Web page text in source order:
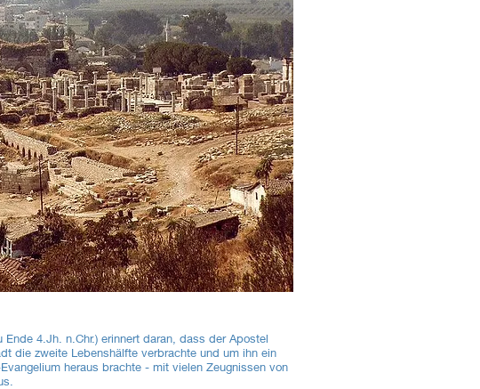
4.Jh. n.Chr.) erinnert daran, dass der Apostel
die zweite Lebenshälfte verbrachte und um ihn ein
heraus brachte - mit vielen Zeugnissen von